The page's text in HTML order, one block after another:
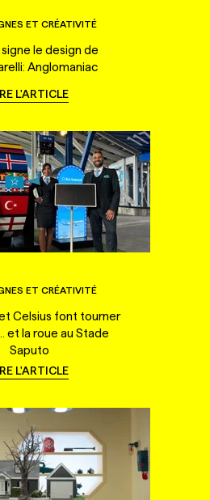
ET CRÉATIVITÉ
le design de
Anglomaniac
L'ARTICLE
ET CRÉATIVITÉ
Celsius font tourner
et la roue au Stade
Saputo
L'ARTICLE